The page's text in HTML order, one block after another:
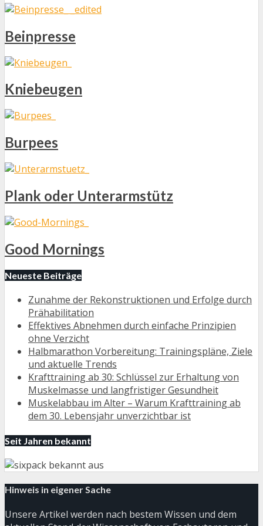
Beinpresse
Kniebeugen
Burpees
Plank oder Unterarmstütz
Good Mornings
Neueste Beiträge
Zunahme der Rekonstruktionen und Erfolge durch
Prähabilitation
Effektives Abnehmen durch einfache Prinzipien
ohne Verzicht
Halbmarathon Vorbereitung: Trainingspläne, Ziele
und aktuelle Trends
Krafttraining ab 30: Schlüssel zur Erhaltung von
Muskelmasse und langfristiger Gesundheit
Muskelabbau im Alter – Warum Krafttraining ab
dem 30. Lebensjahr unverzichtbar ist
Seit Jahren bekannt
Hinweis in eigener Sache
Unsere Artikel werden nach bestem Wissen und dem